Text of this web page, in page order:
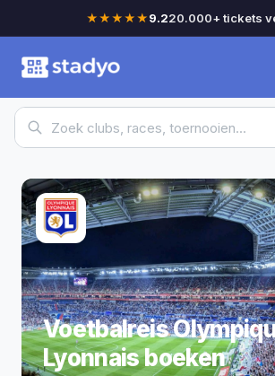
★★★★★9.220.000+ tickets
Voetbalreis
Lyonnais boeken